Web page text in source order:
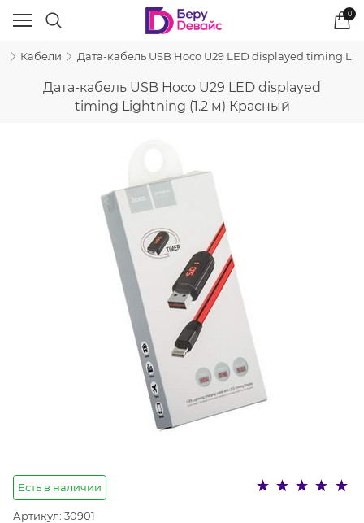
0
Кабели Дата-кабель USB Hoco U29 LED displayed timing
Дата-кабель USB Hoco U29 LED displayed
timing Lightning (1.2 м) Красный
Есть в наличии
Артикул: 30901